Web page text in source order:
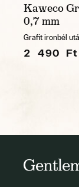
Kaweco
0,7 mm
Grafit ironbél
2 490 Ft